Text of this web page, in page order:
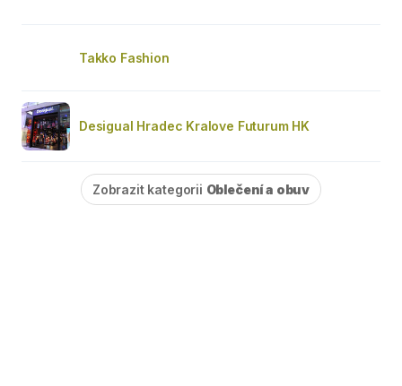
Takko Fashion
Desigual Hradec Kralove Futurum HK
Zobrazit kategorii Oblečení a obuv